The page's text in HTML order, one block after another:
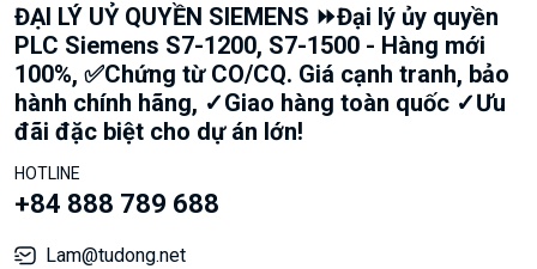
ĐẠI LÝ UỶ QUYỀN SIEMENS ⏩Đại lý ủy quyền
PLC Siemens S7-1200, S7-1500 - Hàng mới
100%, ✅Chứng từ CO/CQ. Giá cạnh tranh, bảo
hành chính hãng, ✓Giao hàng toàn quốc ✓Ưu
đãi đặc biệt cho dự án lớn!
HOTLINE
+84 888 789 688
Lam@tudong.net